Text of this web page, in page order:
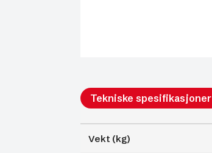
Tekniske spesifikasjoner
Vekt (kg)